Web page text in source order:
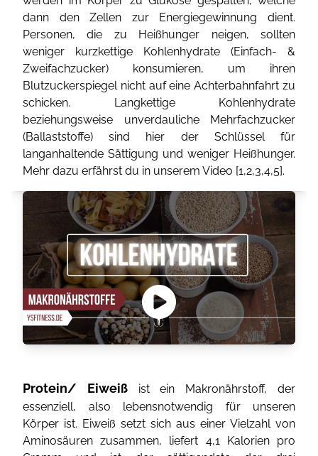
dann den Zellen zur Energiegewinnung dient.
Personen, die zu Heißhunger neigen, sollten
weniger kurzkettige Kohlenhydrate (Einfach- &
Zweifachzucker) konsumieren, um ihren
Blutzuckerspiegel nicht auf eine Achterbahnfahrt zu
schicken. Langkettige Kohlenhydrate
beziehungsweise unverdauliche Mehrfachzucker
(Ballaststoffe) sind hier der Schlüssel für
langanhaltende Sättigung und weniger Heißhunger.
Mehr dazu erfährst du in unserem Video [1,2,3,4,5].
Protein/ Eiweißist ein Makronährstoff, der
essenziell, also lebensnotwendig für unseren
Körper ist. Eiweiß setzt sich aus einer Vielzahl von
Aminosäuren zusammen, liefert 4,1 Kalorien pro